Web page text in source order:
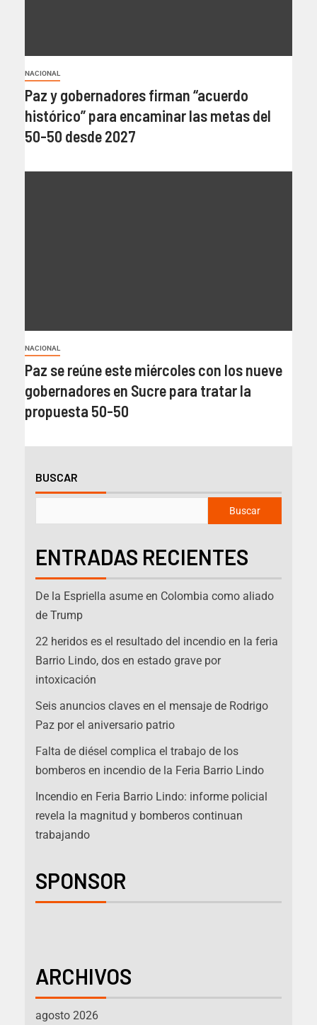
NACIONAL
Paz y gobernadores firman “acuerdo
histórico” para encaminar las metas del
50-50 desde 2027
NACIONAL
Paz se reúne este miércoles con los nueve
gobernadores en Sucre para tratar la
propuesta 50-50
BUSCAR
Buscar
ENTRADAS RECIENTES
De la Espriella asume en Colombia como aliado
de Trump
22 heridos es el resultado del incendio en la feria
Barrio Lindo, dos en estado grave por
intoxicación
Seis anuncios claves en el mensaje de Rodrigo
Paz por el aniversario patrio
Falta de diésel complica el trabajo de los
bomberos en incendio de la Feria Barrio Lindo
Incendio en Feria Barrio Lindo: informe policial
revela la magnitud y bomberos continuan
trabajando
SPONSOR
ARCHIVOS
agosto 2026